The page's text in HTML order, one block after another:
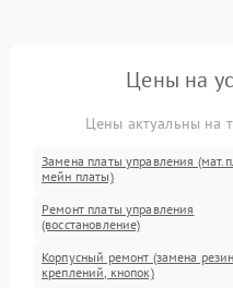
Цены на
Цены актуальны на
Замена платы управления
мейн платы)
Ремонт платы управления
(восстановление)
Корпусный ремонт (замена
креплений, кнопок)